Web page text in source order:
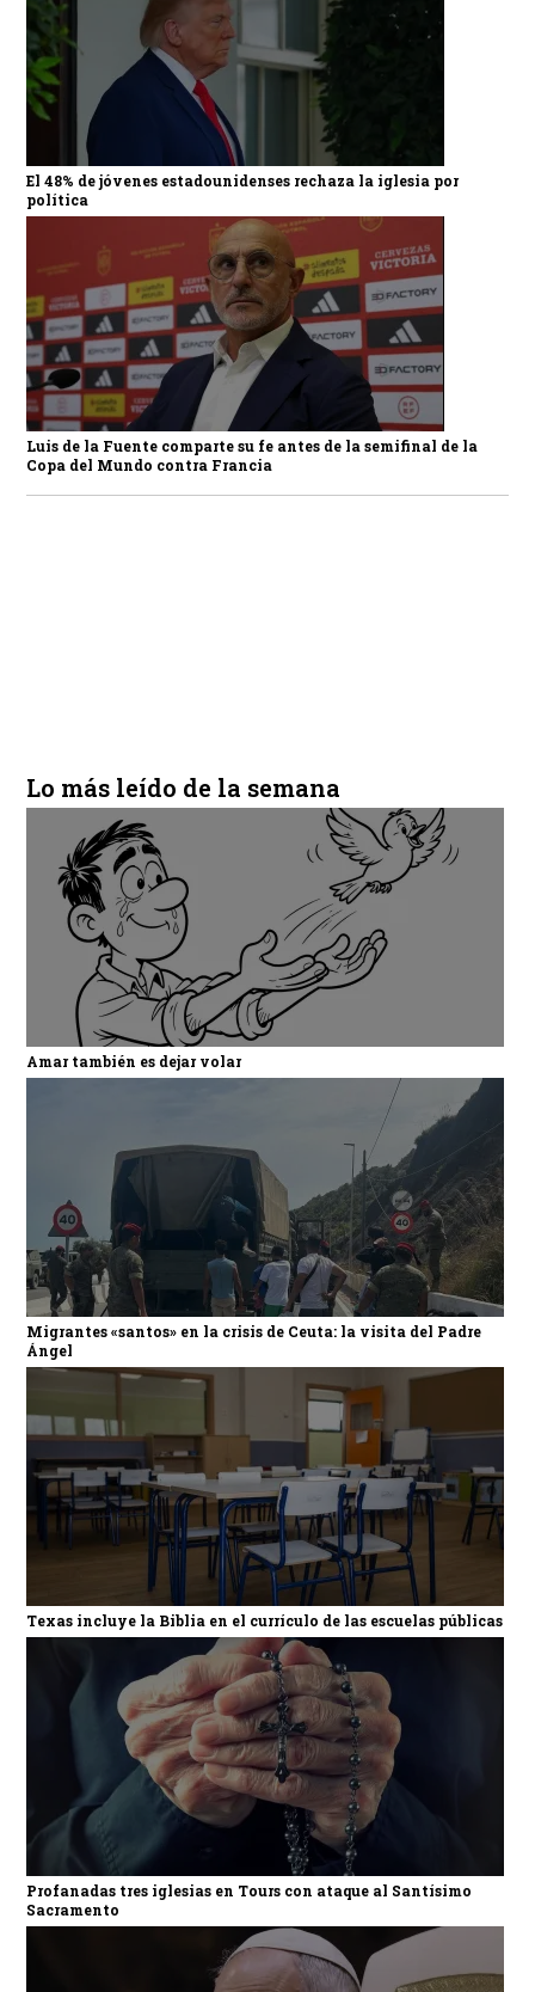
El 48% de jóvenes estadounidenses rechaza la iglesia por
política
Luis de la Fuente comparte su fe antes de la semifinal de la
Copa del Mundo contra Francia
Lo más leído de la semana
Amar también es dejar volar
Migrantes «santos» en la crisis de Ceuta: la visita del Padre
Ángel
Texas incluye la Biblia en el currículo de las escuelas públicas
Profanadas tres iglesias en Tours con ataque al Santísimo
Sacramento